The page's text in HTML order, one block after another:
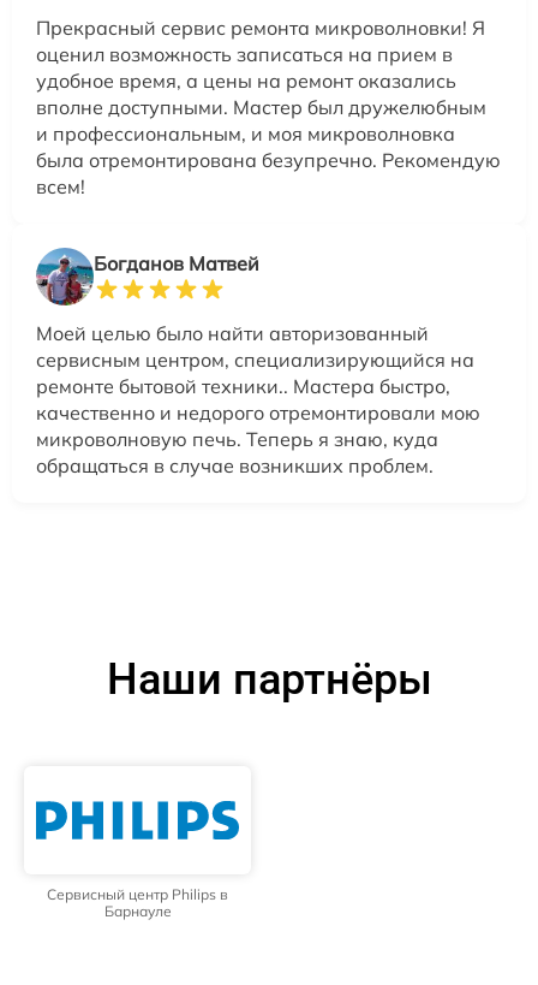
Прекрасный сервис ремонта микроволновки! Я
оценил возможность записаться на прием в
удобное время, а цены на ремонт оказались
вполне доступными. Мастер был дружелюбным
и профессиональным, и моя микроволновка
была отремонтирована безупречно. Рекомендую
всем!
Богданов Матвей
Моей целью было найти авторизованный
сервисным центром, специализирующийся на
ремонте бытовой техники.. Мастера быстро,
качественно и недорого отремонтировали мою
микроволновую печь. Теперь я знаю, куда
обращаться в случае возникших проблем.
Наши партнёры
Сервисный центр Philips в
Барнауле